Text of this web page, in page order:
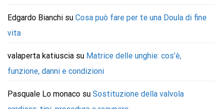
Edgardo Bianchi su Cosa può fare per te una Doula di fine
vita
valaperta katiuscia su Matrice delle unghie: cos’è,
funzione, danni e condizioni
Pasquale Lo monaco su Sostituzione della valvola